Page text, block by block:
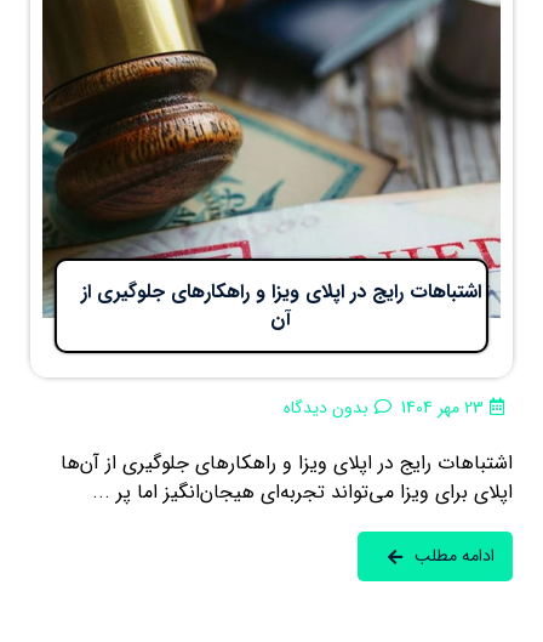
اشتباهات رایج در اپلای ویزا و راهکارهای جلوگیری از
آن‌
23 مهر 1404 بدون دیدگاه
اشتباهات رایج در اپلای ویزا و راهکارهای جلوگیری از آن‌ها
اپلای برای ویزا می‌تواند تجربه‌ای هیجان‌انگیز اما پر ...
ادامه مطلب